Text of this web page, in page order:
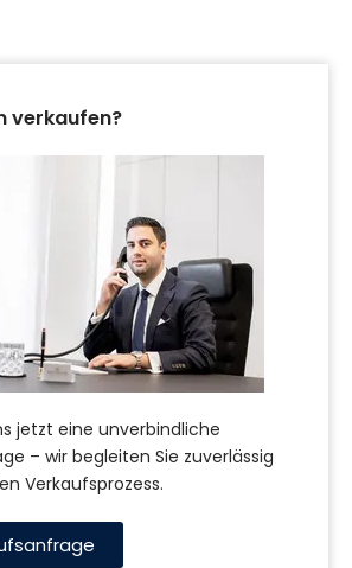
verkaufen?
jetzt eine unverbindliche
– wir begleiten Sie zuverlässig
Verkaufsprozess.